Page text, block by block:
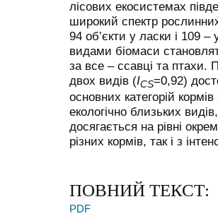
лісових екосистемах
широкий спектр
94 об’єкти у ласки і 109
видами біомаси
за все – ссавці та птахи.
двох видів (ICS=0,92)
основних категорій
екологічно близьких
досягається на рівні
різних кормів, так і з
ПОВНИЙ ТЕКСТ:
PDF